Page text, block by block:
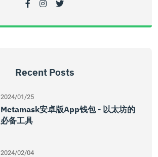
Recent Posts
2024/01/25
Metamask安卓版App钱包 - 以太坊的
必备工具
2024/02/04